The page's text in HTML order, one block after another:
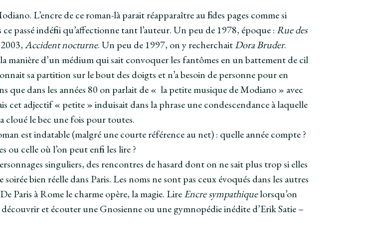
L’encre de ce roman-là parait réapparaître au fil des pages comme si
ce passé indéfini qu’affectionne tant l’auteur. Un peu de 1978, époque :Rue des
Accident nocturne. Un peu de 1997, on y recherchaitDora Bruder.
manière d’un médium qui sait convoquer les fantômes en un battement de cil
sa partition sur le bout des doigts et n’a besoin de personne pour en
que dans les années 80 on parlait de « la petite musique de Modiano » avec
cet adjectif « petite » induisait dans la phrase une condescendance à laquelle
le bec une fois pour toutes.
est indatable (malgré une courte référence au net) : quelle année compte ?
ou celle où l’on peut enfin les lire ?
singuliers, des rencontres de hasard dont on ne sait plus trop si elles
bien réelle dans Paris. Les noms ne sont pas ceux évoqués dans les autres
Paris à Rome le charme opère, la magie. LireEncre sympathiquelorsqu’on
et écouter une Gnosienne ou une gymnopédie inédite d’Erik Satie –